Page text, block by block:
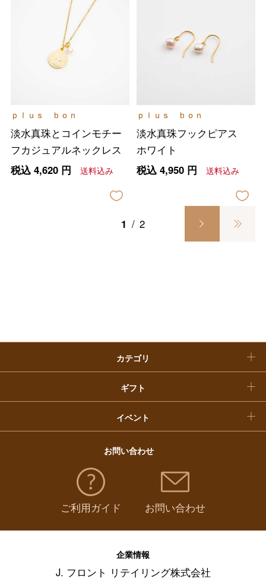
ｐｌｕｓ ｂｏｎ
淡水真珠とコインモチー
フカジュアルネックレス
税込 4,620円 送料込み
ｐｌｕｓ ｂｏｎ
淡水真珠フックピアス
ホワイト
税込 4,950円 送料込み
1 / 2
カテゴリ
フード＆スイーツ
ビューティー
ファッション
ホーム＆インテリア
ベビー＆キッズ
ギフト
大丸・松坂屋のギフト
出産内祝い
結婚内祝い
お香典返し
イベント
ホワイトデー
母の日
福袋
お問い合わせ
ご利用ガイド お問い合わせ
企業情報
J. フロント リテイリング株式会社